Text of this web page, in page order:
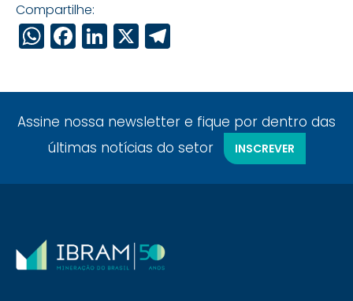
Compartilhe:
WhatsApp
Facebook
LinkedIn
X
Assine nossa newsletter e fique por dentro das
últimas notícias do setor
INSCREVER